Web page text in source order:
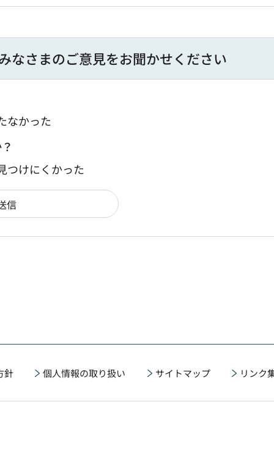
なさまのご意見をお聞かせください
なかった
つけにくかった
針 個人情報の取り扱い サイトマップ リンク